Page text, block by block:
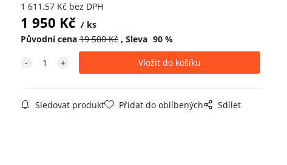
1 611.57Kč bez DPH
1 950 Kč
ks
Původní cena 19 500Kč Sleva 90%
Sledovat produkt Přidat do oblíbených Sdílet